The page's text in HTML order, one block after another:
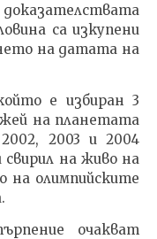
VIEWING
мега
DJ Tiesto
доказателствата
са изкупени
на датата на
е избиран 3
на планетата
2003 и 2004
на живо на
на олимпийските
очакват